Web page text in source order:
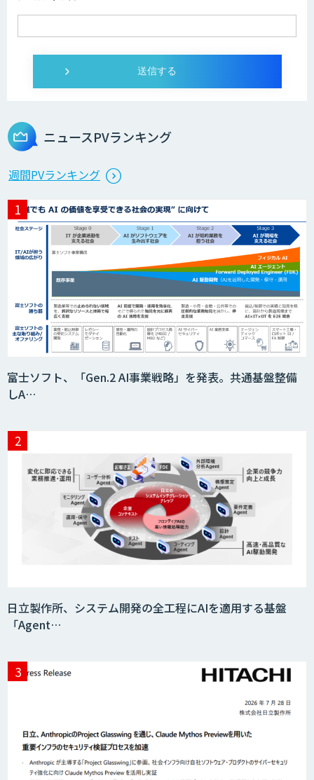
DXセカンドオピニオン
生産計画最適化AIソリューション
サテライトAI
BIGDAT@Analysis
Kurrant.ai
KIBIT Amanogawa
匠KIBIT零
ニュースPVランキング
週間PVランキング
富士ソフト、「Gen.2 AI事業戦略」を発表。共通基盤整備
しA…
日立製作所、システム開発の全工程にAIを適用する基盤
「Agent…